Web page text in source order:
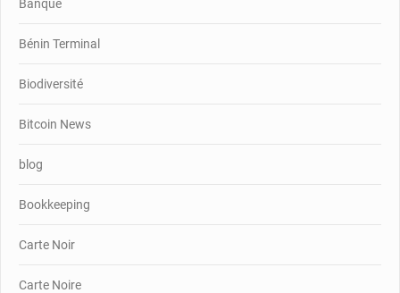
Banque
Bénin Terminal
Biodiversité
Bitcoin News
blog
Bookkeeping
Carte Noir
Carte Noire